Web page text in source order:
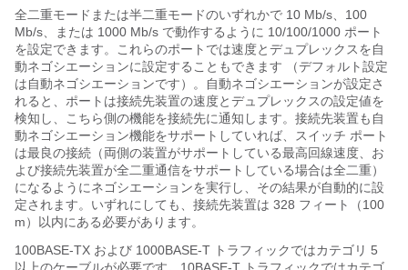
全二重モードまたは半二重モードのいずれかで 10 Mb/s、100
Mb/s、または 1000 Mb/s で動作するように 10/100/1000 ポート
を設定できます。これらのポートでは速度とデュプレックスを自
動ネゴシエーションに設定することもできます （デフォルト設定
は自動ネゴシエーションです）。
自動ネゴシエーションが設定さ
れると、ポートは接続先装置の速度とデュプレックスの設定値を
検知し、こちら側の機能を接続先に通知します。接続先装置も自
動ネゴシエーション機能をサポートしていれば、スイッチ ポート
は最良の接続（両側の装置がサポートしている最高回線速度、お
よび接続先装置が全二重通信をサポートしている場合は全二重）
になるようにネゴシエーションを実行し、その結果が自動的に設
定されます。いずれにしても、接続先装置は 328 フィート（100
m）以内にある必要があります。
100BASE-TX および 1000BASE-T トラフィックではカテゴリ 5